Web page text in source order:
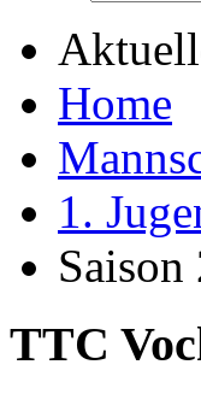
Home
1.
TTC